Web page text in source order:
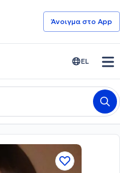
Άνοιγμα στο App
EL